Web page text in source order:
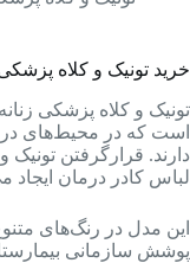
خرید تونیک و کلاه پزشکی
تونیک و کلاه پزشکی
است که در محیط‌های
دارند. قرارگرفتن تونیک
لباس کادر درمان ایجاد
این مدل در رنگ‌های
پوشش سازمانی